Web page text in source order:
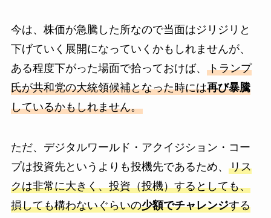
今は、株価が急騰した所なので当面はジリジリと
下げていく展開になっていくかもしれませんが、
ある程度下がった場面で拾っておけば、 トランプ
氏が共和党の大統領候補となった時には再び暴騰
しているかもしれません。
ただ、デジタルワールド・アクイジション・コー
プは投資先というよりも投機先であるため、 リス
クは非常に大きく、投資（投機）するとしても、
損しても構わないぐらいの少額でチャレンジする